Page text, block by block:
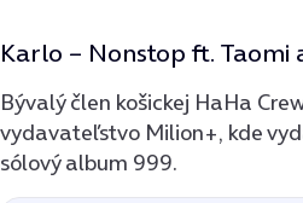
Karlo – Nonstop ft. Taomi
Bývalý člen košickej HaHa
vydavateľstvo Milion+, kde
sólový album 999.